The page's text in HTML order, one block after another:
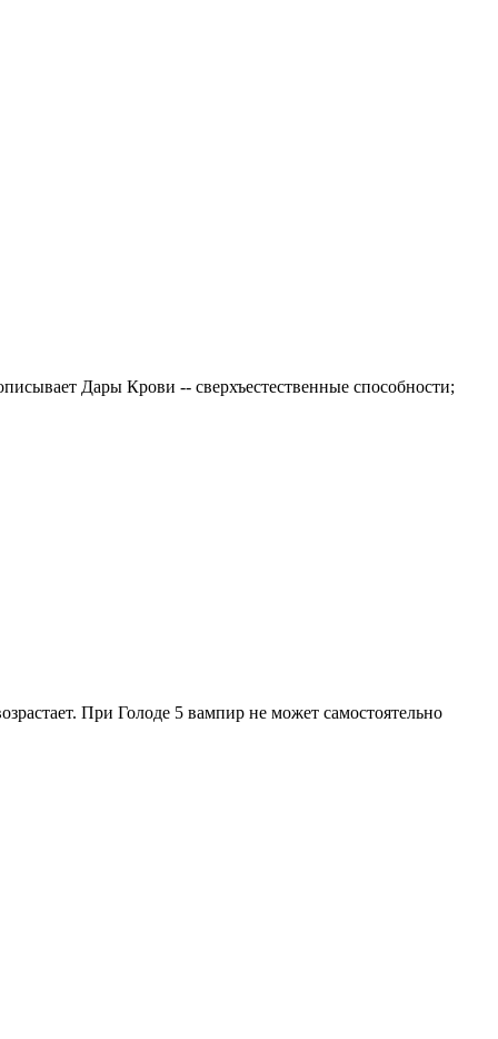
Дары Крови -- сверхъестественные способности;
При Голоде 5 вампир не может самостоятельно